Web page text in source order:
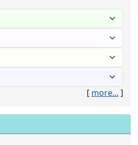
[ more... ]